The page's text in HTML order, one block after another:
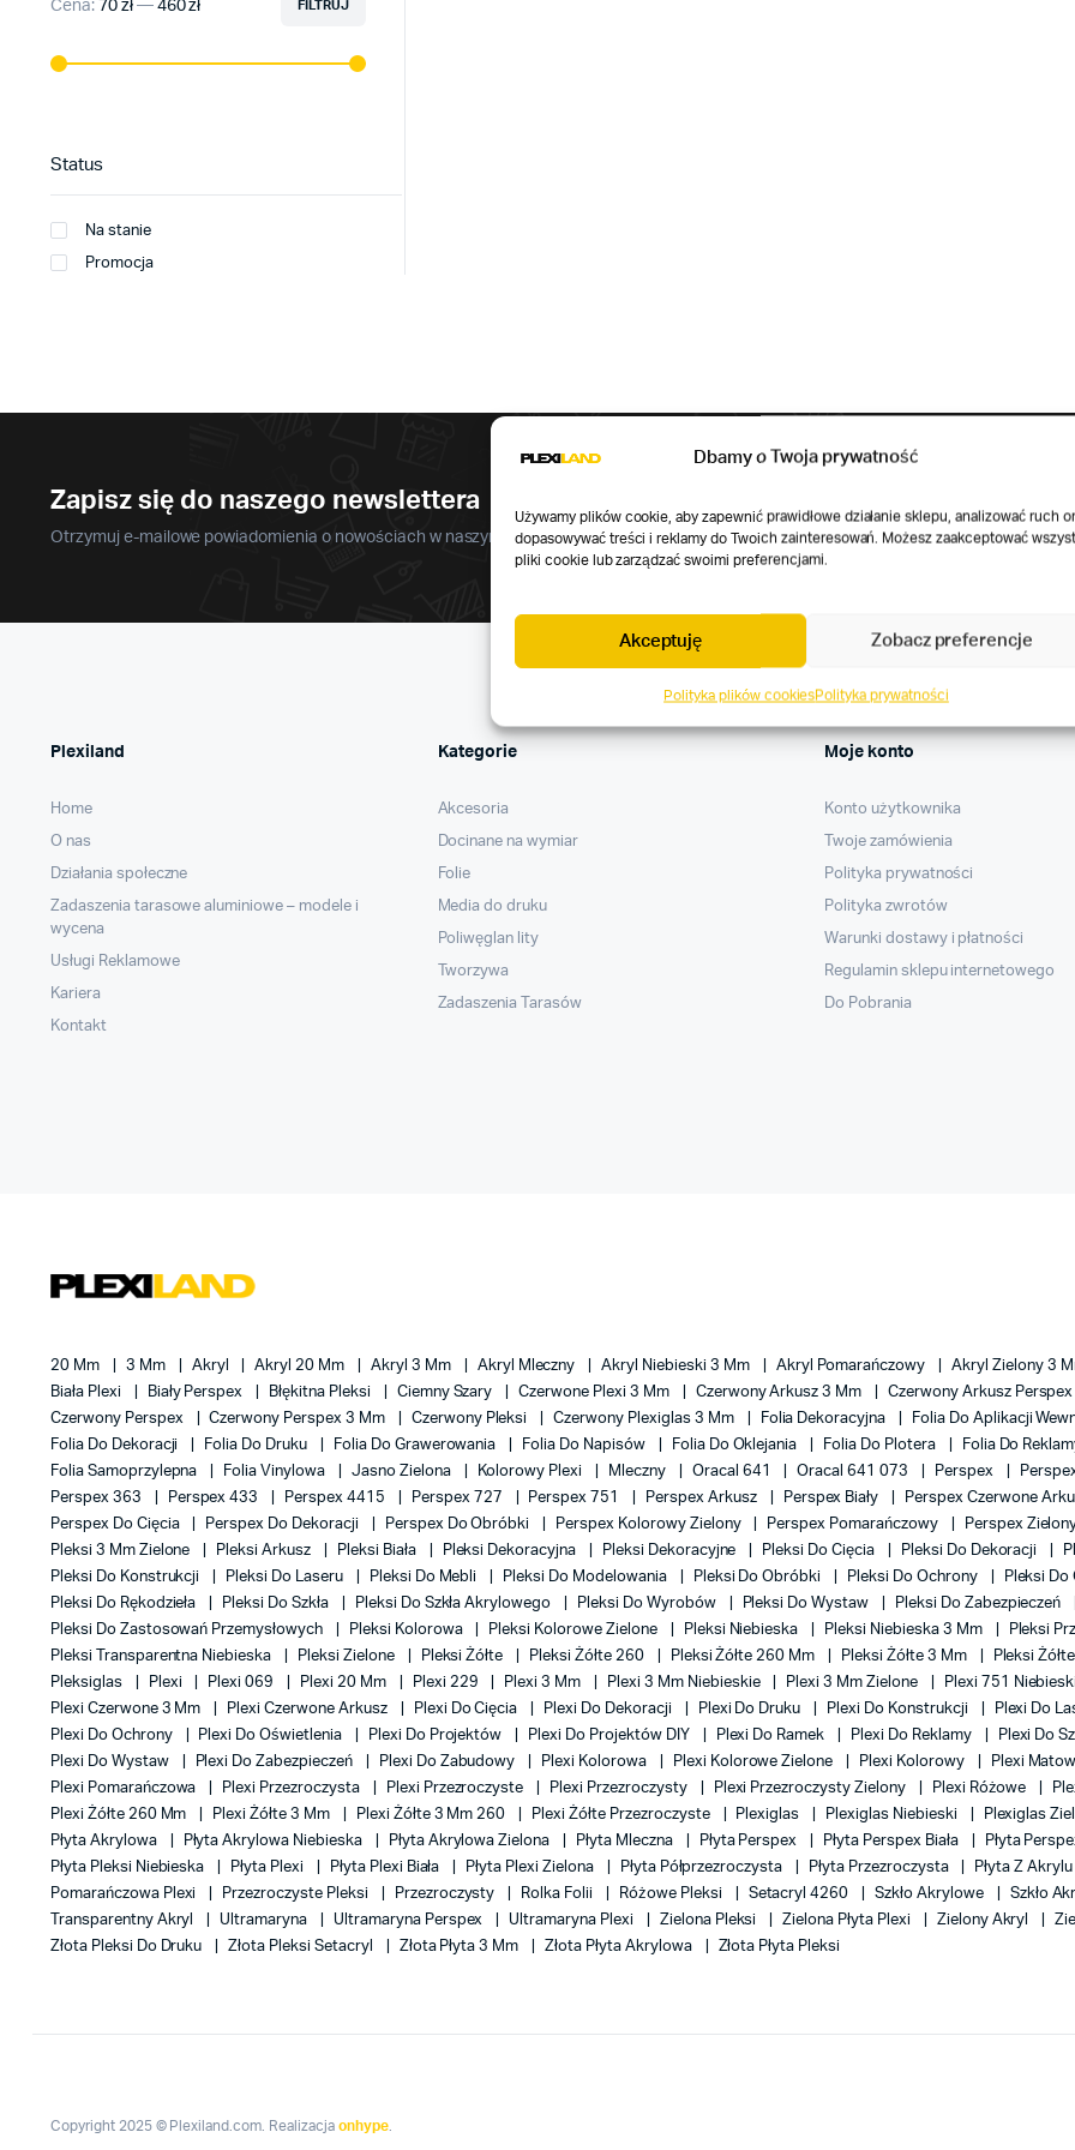
Dbamy o Twoja prywatność
Używamy plików cookie, aby zapewnić prawidłowe działanie sklepu, analizować ruch
dopasowywać treści i reklamy do Twoich zainteresowań. Możesz zaakceptować
pliki cookie lub zarządzać swoimi preferencjami.
Akceptuję Zobacz preferencje
Polityka plików cookiesPolityka prywatności
FILTRUJ
Cena: 70 zł— 460 zł
Status
Na stanie
Promocja
Zapisz się do naszego newslettera
Otrzymuj e-mailowe powiadomienia o nowościach w naszym sklepie iofertach specjalnych.
Plexiland
Home
O nas
Działania społeczne
Zadaszenia tarasowe aluminiowe – modele i
wycena
Usługi Reklamowe
Kariera
Kontakt
Kategorie
Akcesoria
Docinane na wymiar
Folie
Media do druku
Poliwęglan lity
Tworzywa
Zadaszenia Tarasów
Moje konto
Konto użytkownika
Twoje zamówienia
Polityka prywatności
Polityka zwrotów
Warunki dostawy i płatności
Regulamin sklepu internetowego
Do Pobrania
20 Mm 3 Mm Akryl Akryl 20 Mm Akryl 3 Mm Akryl Mleczny Akryl Niebieski 3 Mm Akryl Pomarańczowy
Akryl Zielony 3
Biała Plexi
Biały Perspex Błękitna Pleksi Ciemny Szary Czerwone Plexi 3 Mm Czerwony Arkusz 3 Mm
Czerwony Arkusz
Czerwony Perspex
Czerwony Perspex 3 Mm Czerwony Pleksi Czerwony Plexiglas 3 Mm Folia Dekoracyjna
Folia Do Aplikacji
Folia Do Dekoracji
Folia Do Druku Folia Do Grawerowania Folia Do Napisów Folia Do Oklejania Folia Do Plotera
Folia Do
Folia Samoprzylepna
Folia Vinylowa Jasno Zielona Kolorowy Plexi Mleczny Oracal 641 Oracal 641 073 Perspex
Perspex 363
Perspex 433 Perspex 4415 Perspex 727 Perspex 751 Perspex Arkusz Perspex Biały
Perspex Czerwone
Perspex Do Cięcia
Perspex Do Dekoracji Perspex Do Obróbki Perspex Kolorowy Zielony Perspex Pomarańczowy
Perspex
Pleksi 3 Mm Zielone
Pleksi Arkusz Pleksi Biała Pleksi Dekoracyjna Pleksi Dekoracyjne Pleksi Do Cięcia Pleksi Do Dekoracji
Pleksi Do Konstrukcji
Pleksi Do Laseru Pleksi Do Mebli Pleksi Do Modelowania Pleksi Do Obróbki Pleksi Do Ochrony
Pleksi
Pleksi Do Rękodzieła
Pleksi Do Szkła Pleksi Do Szkła Akrylowego Pleksi Do Wyrobów Pleksi Do Wystaw
Pleksi Do Zabezpieczeń
Pleksi Do Zastosowań Przemysłowych
Pleksi Kolorowa Pleksi Kolorowe Zielone Pleksi Niebieska Pleksi Niebieska 3 Mm
Pleksi
Pleksi Transparentna Niebieska
Pleksi Zielone Pleksi Żółte Pleksi Żółte 260 Pleksi Żółte 260 Mm Pleksi Żółte 3 Mm
Pleksi
Pleksiglas
Plexi Plexi 069 Plexi 20 Mm Plexi 229 Plexi 3 Mm Plexi 3 Mm Niebieskie Plexi 3 Mm Zielone
Plexi 751
Plexi Czerwone 3 Mm
Plexi Czerwone Arkusz Plexi Do Cięcia Plexi Do Dekoracji Plexi Do Druku Plexi Do Konstrukcji
Plexi Do
Plexi Do Ochrony
Plexi Do Oświetlenia Plexi Do Projektów Plexi Do Projektów DIY Plexi Do Ramek Plexi Do Reklamy
Plexi Do
Plexi Do Wystaw
Plexi Do Zabezpieczeń Plexi Do Zabudowy Plexi Kolorowa Plexi Kolorowe Zielone Plexi Kolorowy
Plexi
Plexi Pomarańczowa
Plexi Przezroczysta Plexi Przezroczyste Plexi Przezroczysty Plexi Przezroczysty Zielony Plexi Różowe
Plexi Żółte 260 Mm
Plexi Żółte 3 Mm Plexi Żółte 3 Mm 260 Plexi Żółte Przezroczyste Plexiglas Plexiglas Niebieski
Plexiglas
Płyta Akrylowa
Płyta Akrylowa Niebieska Płyta Akrylowa Zielona Płyta Mleczna Płyta Perspex Płyta Perspex Biała
Płyta
Płyta Pleksi Niebieska
Płyta Plexi Płyta Plexi Biała Płyta Plexi Zielona Płyta Półprzezroczysta Płyta Przezroczysta
Płyta Z
Pomarańczowa Plexi
Przezroczyste Pleksi Przezroczysty Rolka Folii Różowe Pleksi Setacryl 4260 Szkło Akrylowe
Szkło
Transparentny Akryl
Ultramaryna Ultramaryna Perspex Ultramaryna Plexi Zielona Pleksi Zielona Płyta Plexi Zielony Akryl
Złota Pleksi Do Druku
Złota Pleksi Setacryl Złota Płyta 3 Mm Złota Płyta Akrylowa Złota Płyta Pleksi
Copyright 2025 © Plexiland.com. Realizacja onhype.